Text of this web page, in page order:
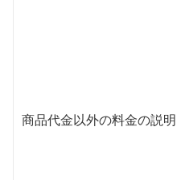
商品代金以外の料金の説明